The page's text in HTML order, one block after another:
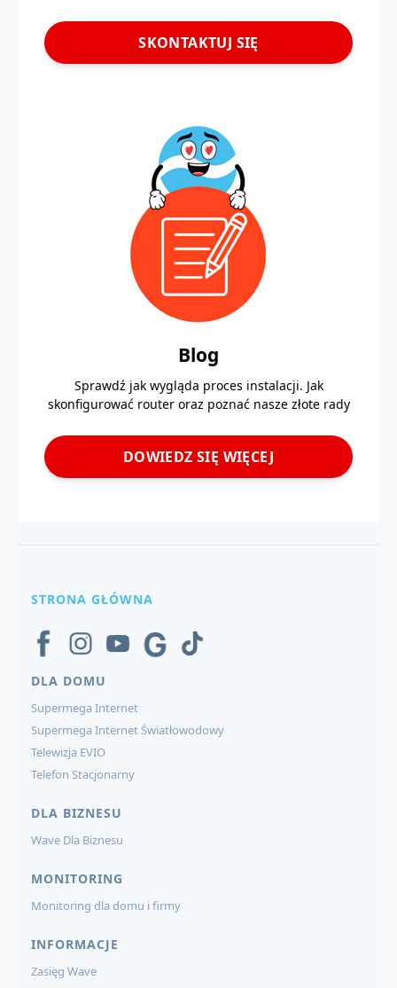
SKONTAKTUJ SIĘ
Blog
Sprawdź jak wygląda proces instalacji. Jak
skonfigurować router oraz poznać nasze złote rady
DOWIEDZ SIĘ WIĘCEJ
STRONA GŁÓWNA
DLA DOMU
Supermega Internet
Supermega Internet Światłowodowy
Telewizja EVIO
Telefon Stacjonarny
DLA BIZNESU
Wave Dla Biznesu
MONITORING
Monitoring dla domu i firmy
INFORMACJE
Zasięg Wave